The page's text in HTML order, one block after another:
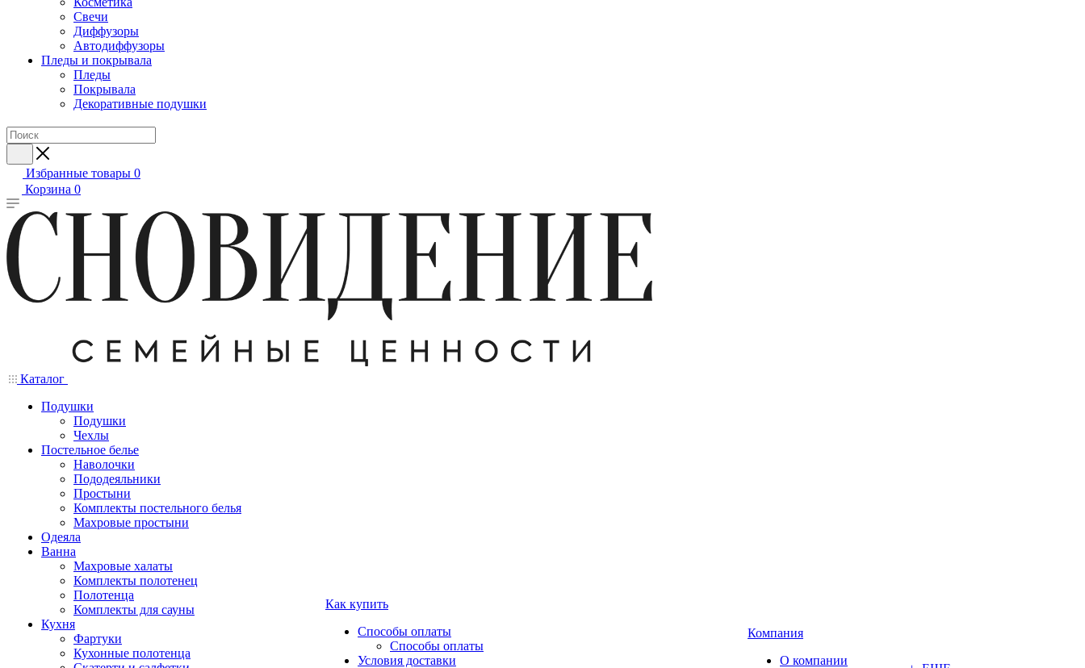
Свечи
Диффузоры
Автодиффузоры
Пледы и покрывала
Пледы
Покрывала
Декоративные подушки
Избранные товары 0
Корзина 0
Каталог
Подушки
Подушки
Чехлы
Постельное белье
Наволочки
Пододеяльники
Простыни
Комплекты постельного белья
Махровые простыни
Одеяла
Ванна
Махровые халаты
Комплекты полотенец
Полотенца
Комплекты для сауны
Кухня
Фартуки
Кухонные полотенца
Как купить
Способы оплаты
Способы оплаты
Условия доставки
Компания
О компании